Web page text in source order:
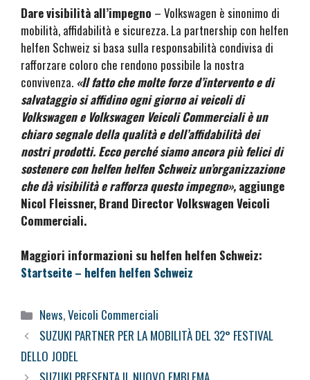
Dare visibilità all’impegno – Volkswagen è sinonimo di
mobilità, affidabilità e sicurezza. La partnership con helfen
helfen Schweiz si basa sulla responsabilità condivisa di
rafforzare coloro che rendono possibile la nostra
convivenza. «Il fatto che molte forze d’intervento e di
salvataggio si affidino ogni giorno ai veicoli di
Volkswagen e Volkswagen Veicoli Commerciali è un
chiaro segnale della qualità e dell’affidabilità dei
nostri prodotti. Ecco perché siamo ancora più felici di
sostenere con helfen helfen Schweiz un’organizzazione
che dà visibilità e rafforza questo impegno», aggiunge
Nicol Fleissner, Brand Director Volkswagen Veicoli
Commerciali.
Maggiori informazioni su helfen helfen Schweiz:
Startseite – helfen helfen Schweiz
Categorie
News,Veicoli Commerciali
SUZUKI PARTNER PER LA MOBILITÀ DEL 32° FESTIVAL
DELLO JODEL